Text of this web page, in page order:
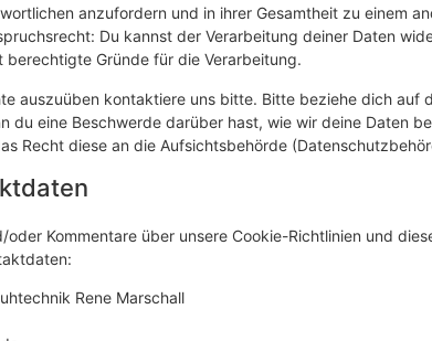
anzufordern und in ihrer Gesamtheit zu einem
Du kannst der Verarbeitung deiner Daten
berechtigte Gründe für die Verarbeitung.
auszuüben kontaktiere uns bitte. Bitte beziehe dich auf
du eine Beschwerde darüber hast, wie wir deine Daten
Recht diese an die Aufsichtsbehörde
oder Kommentare über unsere Cookie-Richtlinien und
Rene Marschall